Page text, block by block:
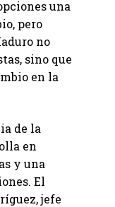
una
pero
no
sino que
en la
de la
en
y una
El
jefe